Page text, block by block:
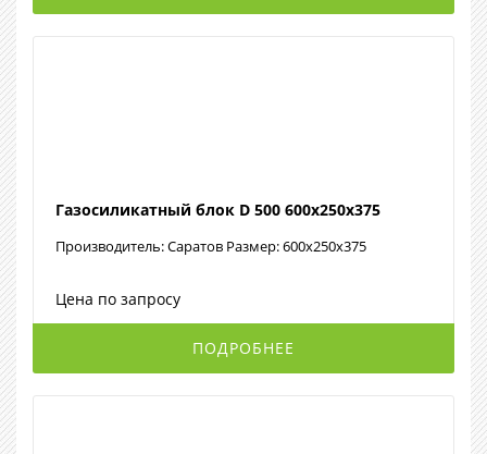
Газосиликатный блок D 500 600х250х375
Производитель: Саратов Размер: 600х250х375
Цена по запросу
ПОДРОБНЕЕ